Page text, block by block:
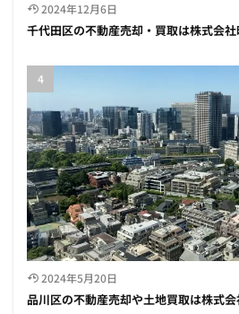
2024年12月6日
千代田区の不動産売却・買取は株式会
2024年5月20日
品川区の不動産売却や土地買取は株式